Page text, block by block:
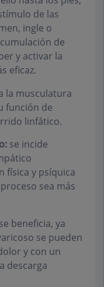
de las
ingle o
de
y activar la
eficaz.
la musculatura
función de
linfático.
se incide
física y psíquica
sea más
beneficia, ya
se pueden
y con un
descarga